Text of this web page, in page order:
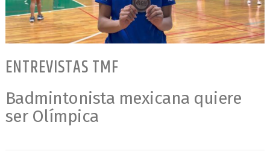
ENTREVISTAS TMF
Badmintonista mexicana quiere
ser Olímpica